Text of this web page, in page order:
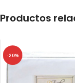
Productos
-20%